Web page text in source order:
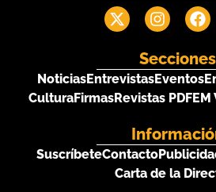
Secciones
NoticiasEntrevistasEventos
CulturaFirmasRevistas PDFEM
SuscríbeteContacto
Carta de la